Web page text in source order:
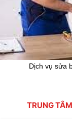
Dịch vụ sửa
TRUNG